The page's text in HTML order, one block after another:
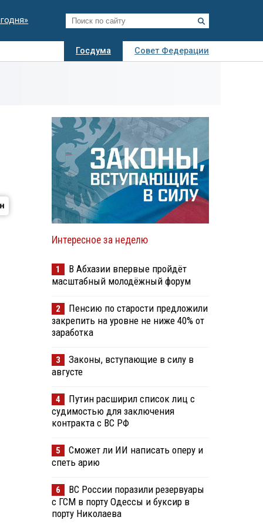
Госдума
Совет Федерации
Интересное за неделю
1
В Абхазии впервые пройдёт
масштабный молодёжный форум
2
Пенсию по старости предложили
закрепить на уровне не ниже 40% от
заработка
3
Законы, вступающие в силу в
августе
4
Путин расширил список лиц с
судимостью для заключения
контракта с ВС РФ
5
Сможет ли ИИ написать оперу и
спеть арию
6
ВС России поразили резервуары
с ГСМ в порту Одессы и буксир в
порту Николаева